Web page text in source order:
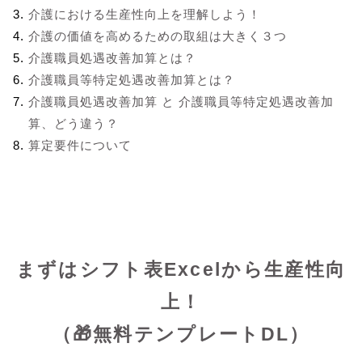
介護における生産性向上を理解しよう！
介護の価値を高めるための取組は大きく３つ
介護職員処遇改善加算とは？
介護職員等特定処遇改善加算とは？
介護職員処遇改善加算 と 介護職員等特定処遇改善加
算、どう違う？
算定要件について
まずはシフト表Excelから生産性向
上！
（🎁無料テンプレートDL）